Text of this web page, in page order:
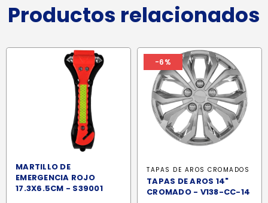
Productos relacionados
MARTILLO DE
EMERGENCIA ROJO
17.3X6.5CM - S39001
-6%
TAPAS DE AROS CROMADOS
TAPAS DE AROS 14"
CROMADO - V138-CC-14